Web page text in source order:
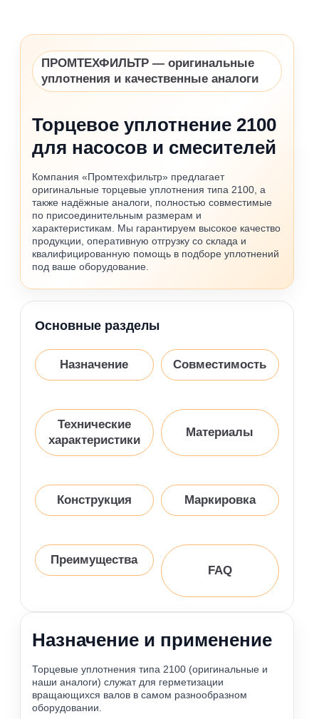
ПРОМТЕХФИЛЬТР — оригинальные
уплотнения и качественные аналоги
Торцевое уплотнение 2100
для насосов и смесителей
Компания «Промтехфильтр» предлагает
оригинальные торцевые уплотнения типа 2100, а
также надёжные аналоги, полностью совместимые
по присоединительным размерам и
характеристикам. Мы гарантируем высокое качество
продукции, оперативную отгрузку со склада и
квалифицированную помощь в подборе уплотнений
под ваше оборудование.
Основные разделы
Назначение Совместимость
Технические
характеристики
Материалы
Конструкция Маркировка
Преимущества
FAQ
Назначение и применение
Торцевые уплотнения типа 2100 (оригинальные и
наши аналоги) служат для герметизации
вращающихся валов в самом разнообразном
оборудовании.